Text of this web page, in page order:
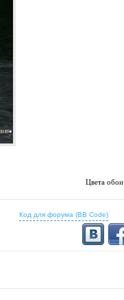
Цвета обои
Код для форума (BB Code)